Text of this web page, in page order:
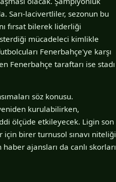
Sarı-lacivertliler, sezonun bu
fırsat bilerek liderliği
mücadeleci kimlikle
Fenerbahçe'ye karşı
Fenerbahçe taraftarı ise stadı
söz konusu.
kurulabilirken,
ölçüde etkileyecek. Ligin son
birer turnusol sınavı niteliği
ajansları da canlı skorları